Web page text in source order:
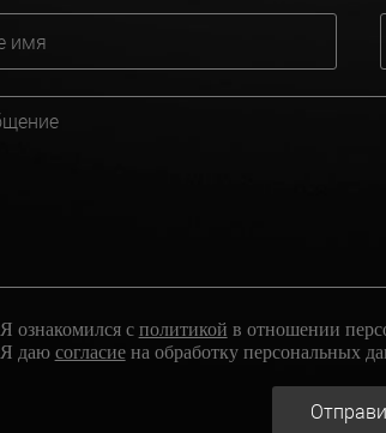
Я ознакомился с политикой в отношении
Я даю согласиена обработку персональных